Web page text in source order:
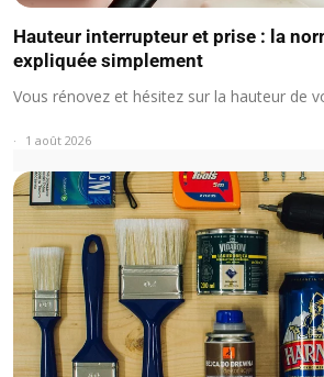
Hauteur interrupteur et prise : la
expliquée simplement
Vous rénovez et hésitez sur la hauteur de
1 août 2026